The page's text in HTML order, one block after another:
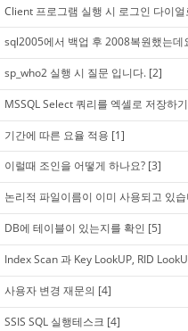
Client 프로그램 실행 시 로그인 다이
sql2005에서 백업 후 2008복원했는
sp_who2 실행 시 질문 입니다. [2]
MSSQL Select 쿼리를 엑셀로 저장하기
기간에 따른 요율 적용 [1]
이럴때 조인을 어떻게 하나요? [3]
논리적 파일이름이 이미 사용되고 있
DB에 테이블이 있는지를 확인 [5]
Index Scan 과 Key LookUP, RID
사용자 변경 재문의 [4]
SSIS SQL 실행테스크 [4]